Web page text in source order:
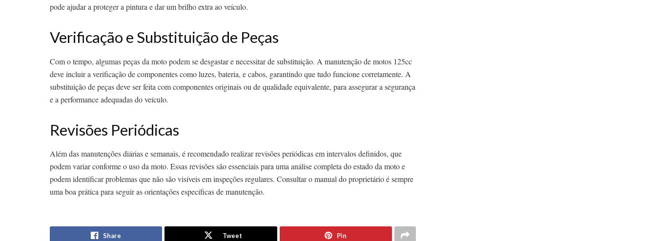
pode ajudar a proteger a pintura e dar um brilho extra ao veículo.
Verificação e Substituição de Peças
Com o tempo, algumas peças da moto podem se desgastar e necessitar de substituição. A manutenção de motos 125cc
deve incluir a verificação de componentes como luzes, bateria, e cabos, garantindo que tudo funcione corretamente. A
substituição de peças deve ser feita com componentes originais ou de qualidade equivalente, para assegurar a segurança
e a performance adequadas do veículo.
Revisões Periódicas
Além das manutenções diárias e semanais, é recomendado realizar revisões periódicas em intervalos definidos, que
podem variar conforme o uso da moto. Essas revisões são essenciais para uma análise completa do estado da moto e
podem identificar problemas que não são visíveis em inspeções regulares. Consultar o manual do proprietário é sempre
uma boa prática para seguir as orientações específicas de manutenção.
Share Tweet Pin